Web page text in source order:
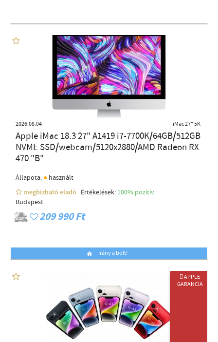
2026.08.04 iMac 27" 5K
Apple iMac 18.3 27" A1419 i7-7700K/64GB/512GB
NVME SSD/webcam/5120x2880/AMD Radeon RX
470 "B"
Állapota: ● használt
megbízható eladó
Értékelések: 100% pozítiv
Budapest
209 990 Ft
Irány a bolt!
 APPLE
GARANCIA